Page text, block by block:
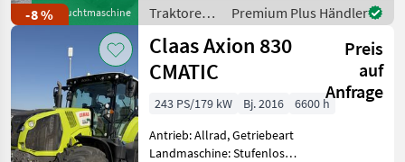
-8 %Gebrauchtmaschine
Kreuzsteuerhebel:
elektrisch, Anhängevorric
Traktoren /
Fendt
Premium Plus Händler
Claas Axion 830
CMATIC
Preis
auf
Anfrage
243 PS/179 kW Bj. 2016
6600 h
Antrieb: Allrad, Getriebeart
Landmaschine: Stufenloses